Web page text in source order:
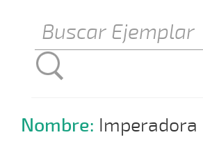
Nombre: Imperadora